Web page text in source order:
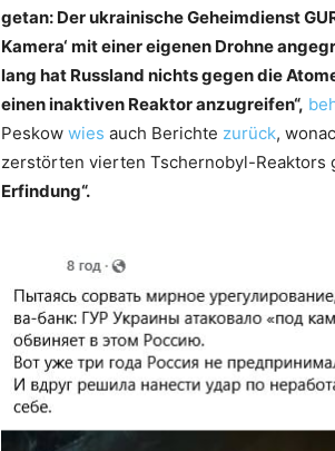
getan: Der ukrainische Geheimdienst
Kamera‘ mit einer eigenen Drohne
lang hat Russland nichts gegen die
einen inaktiven Reaktor anzugreifen“,
Peskow wies auch Berichte zurück,
zerstörten vierten Tschernobyl-Reaktors
Erfindung“.